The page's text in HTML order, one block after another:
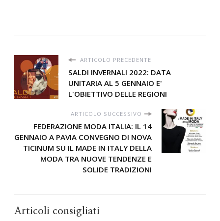
ARTICOLO PRECEDENTE
SALDI INVERNALI 2022: DATA
UNITARIA AL 5 GENNAIO E'
L'OBIETTIVO DELLE REGIONI
ARTICOLO SUCCESSIVO
FEDERAZIONE MODA ITALIA: IL 14
GENNAIO A PAVIA CONVEGNO DI NOVA
TICINUM SU IL MADE IN ITALY DELLA
MODA TRA NUOVE TENDENZE E
SOLIDE TRADIZIONI
Articoli consigliati